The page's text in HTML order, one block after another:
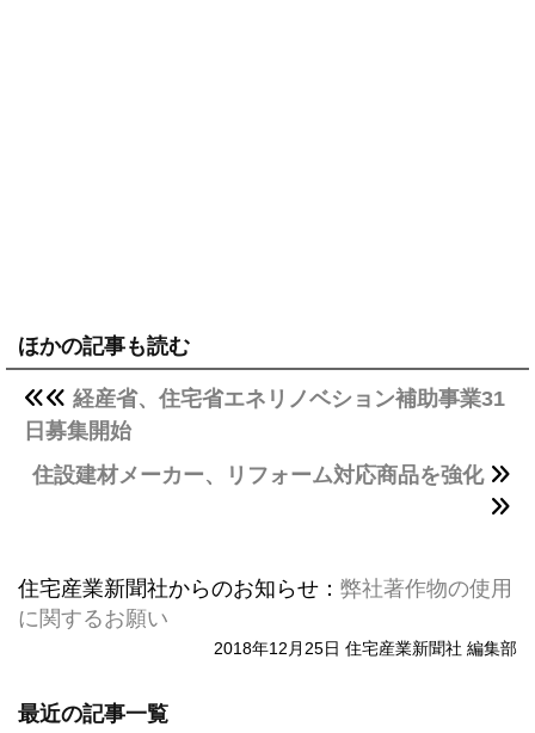
ほかの記事も読む
経産省、住宅省エネリノベション補助事業31
日募集開始
住設建材メーカー、リフォーム対応商品を強化
住宅産業新聞社からのお知らせ： 弊社著作物の使用
に関するお願い
2018年12月25日 住宅産業新聞社 編集部
最近の記事一覧